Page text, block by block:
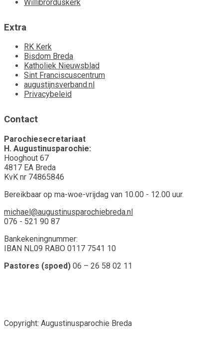
Willibrorduskerk
Extra
RK Kerk
Bisdom Breda
Katholiek Nieuwsblad
Sint Franciscuscentrum
augustijnsverband.nl
Privacybeleid
Contact
Parochiesecretariaat
H. Augustinusparochie:
Hooghout 67
4817 EA Breda
KvK nr 74865846
Bereikbaar op ma-woe-vrijdag van 10.00 - 12.00 uur.
michael@augustinusparochiebreda.nl
076 - 521 90 87
Bankekeningnummer:
IBAN NL09 RABO 0117 7541 10
Pastores (spoed) 06 – 26 58 02 11
Copyright: Augustinusparochie Breda